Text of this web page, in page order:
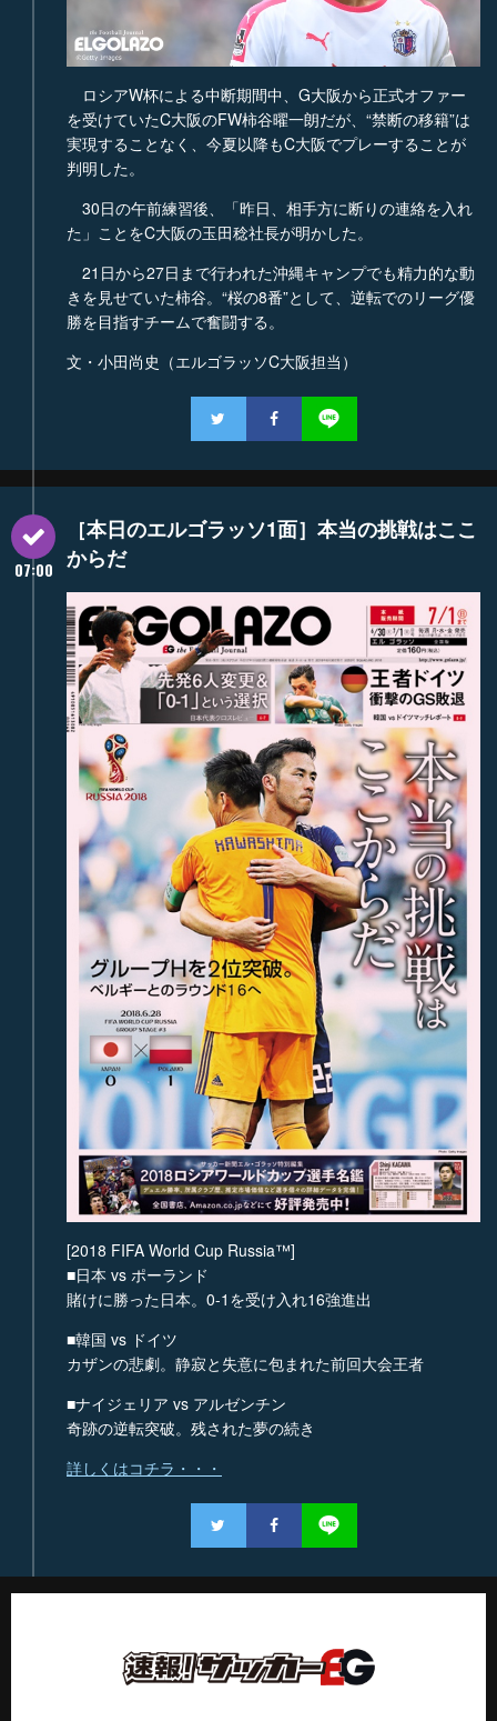
ロシアW杯による中断期間中、G大阪から正式オファー
を受けていたC大阪のFW柿谷曜一朗だが、“禁断の移籍”は
実現することなく、今夏以降もC大阪でプレーすることが
判明した。
30日の午前練習後、「昨日、相手方に断りの連絡を入れ
た」ことをC大阪の玉田稔社長が明かした。
21日から27日まで行われた沖縄キャンプでも精力的な動
きを見せていた柿谷。“桜の8番”として、逆転でのリーグ優
勝を目指すチームで奮闘する。
文・小田尚史（エルゴラッソC大阪担当）
07:00
［本日のエルゴラッソ1面］本当の挑戦はここ
からだ
[2018 FIFA World Cup Russia™]
■日本 vs ポーランド
賭けに勝った日本。0-1を受け入れ16強進出
■韓国 vs ドイツ
カザンの悲劇。静寂と失意に包まれた前回大会王者
■ナイジェリア vs アルゼンチン
奇跡の逆転突破。残された夢の続き
詳しくはコチラ・・・